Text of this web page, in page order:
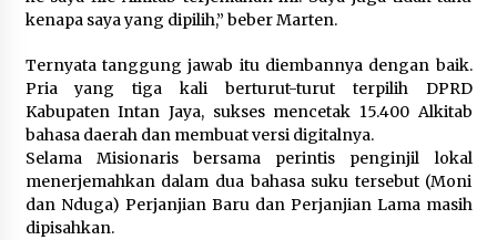
kenapa saya yang dipilih,” beber Marten.
Ternyata tanggung jawab itu diembannya dengan baik.
Pria yang tiga kali berturut-turut terpilih DPRD
Kabupaten Intan Jaya, sukses mencetak 15.400 Alkitab
bahasa daerah dan membuat versi digitalnya.
Selama Misionaris bersama perintis penginjil lokal
menerjemahkan dalam dua bahasa suku tersebut (Moni
dan Nduga) Perjanjian Baru dan Perjanjian Lama masih
dipisahkan.